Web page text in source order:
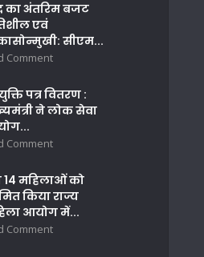
का अंतरिम बजट
एवं
सीएम...
Comment
पत्र वितरण :
ने लोक सेवा
Comment
14 महिलाओं को
किया राज्य
आयोग में...
Comment